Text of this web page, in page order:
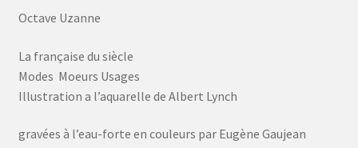
Octave Uzanne
La française du siècle
Modes Moeurs Usages
Illustration a l’aquarelle de Albert Lynch
gravées à l’eau-forte en couleurs par Eugène Gaujean